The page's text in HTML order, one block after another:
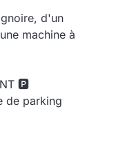
d'un
machine à
🅿️
de parking